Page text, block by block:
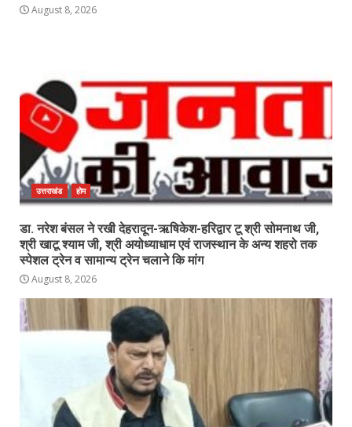
August 8, 2026
उत्तराखंड होम
डा. नरेश बंसल ने रखी देहरादून-ऋषिकेश-हरिद्वार टू श्री सोमनाथ जी,
श्री खाटू श्याम जी, श्री अयोध्याधाम एवं राजस्थान के अन्य शहरो तक
स्पेशल ट्रेन व सामान्य ट्रेन चलाने कि मांग
August 8, 2026